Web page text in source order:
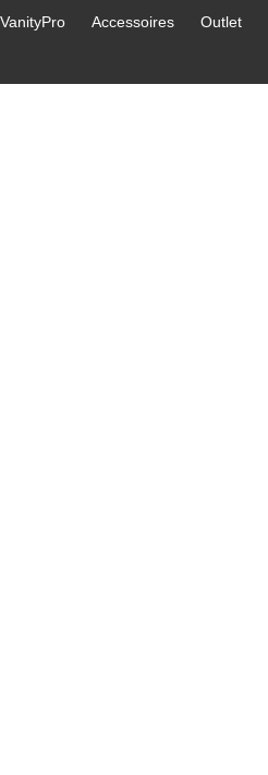
VanityPro Accessoires Outlet